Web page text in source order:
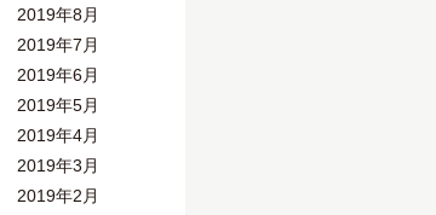
2019年8月
2019年7月
2019年6月
2019年5月
2019年4月
2019年3月
2019年2月